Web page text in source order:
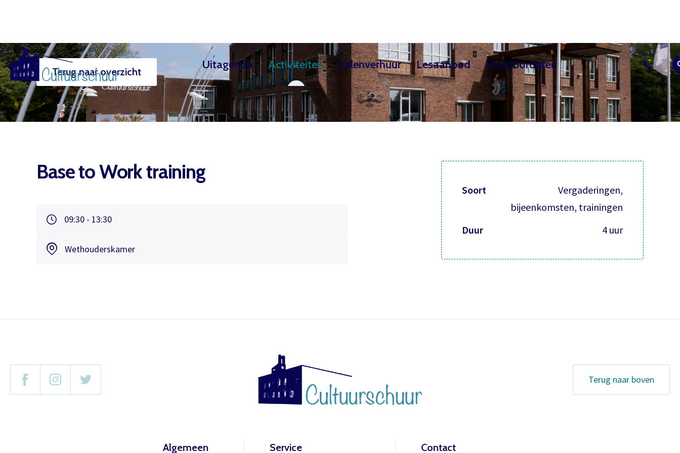
E-mailadres
totaal 17 voorstellingen.
Het abonnement staat op naam, waardoor per voorstelling
maar één kaart gratis besteld kan worden. Bij bestelling van
meerdere kaarten worden de extra kaarten in rekening
Het abonnement bestellen gaat met een mailtje naar
Uitagenda Activiteiten Zalenverhuur Lesaanbod Voortborduren
ExpositiesHuurdersOver de CultuurschuurActueelVrijwilliger wordenContact
Muziekschool Teken- & Schilderles / Creatieve kindercursussen Overig les aanbod
TheaterzaalFilmhuis
Terug naar overzicht
Base to Work training
09:30 - 13:30
Wethouderskamer
Soort
Vergaderingen,
bijeenkomsten, trainingen
Duur
4 uur
Terug naar boven
Algemeen Service Contact